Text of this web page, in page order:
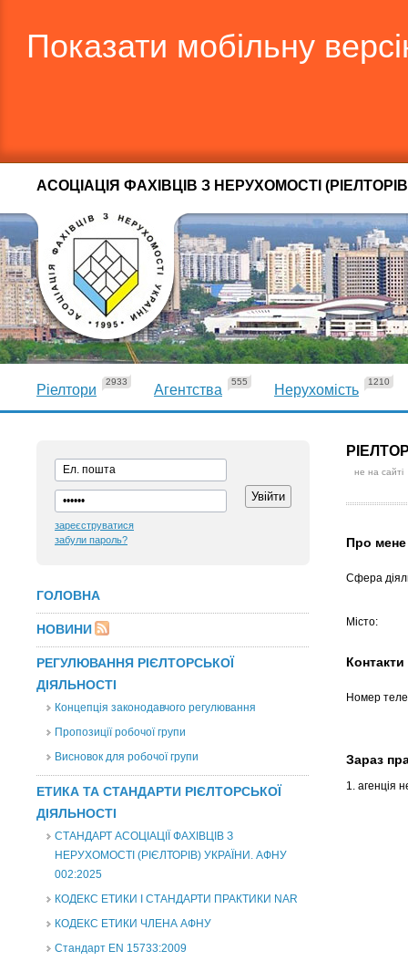
Показати мобільну
АСОЦІАЦІЯ ФАХІВЦІВ З НЕРУХОМОСТІ
Ріелтори
2933
Агентства
555
Нерухомість
1210
зареєструватися
забули пароль?
ГОЛОВНА
НОВИНИ
РЕГУЛЮВАННЯ РІЄЛТОРСЬКОЇ
ДІЯЛЬНОСТІ
Концепція законодавчого регулювання
Пропозиції робочої групи
Висновок для робочої групи
ЕТИКА ТА СТАНДАРТИ РІЄЛТОРСЬКОЇ
ДІЯЛЬНОСТІ
СТАНДАРТ АСОЦІАЦІЇ ФАХІВЦІВ З
НЕРУХОМОСТІ (РІЄЛТОРІВ) УКРАЇНИ. АФНУ
002:2025
КОДЕКС ЕТИКИ І СТАНДАРТИ ПРАКТИКИ NAR
КОДЕКС ЕТИКИ ЧЛЕНА АФНУ
Стандарт EN 15733:2009
не на сайті
Про мене
Сфера
Місто:
Контакти
Номер
Зараз
1. агенція